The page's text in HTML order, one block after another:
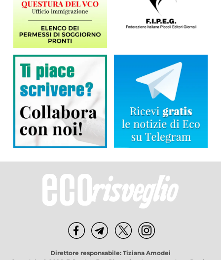
Direttore responsabile: Tiziana Amodei